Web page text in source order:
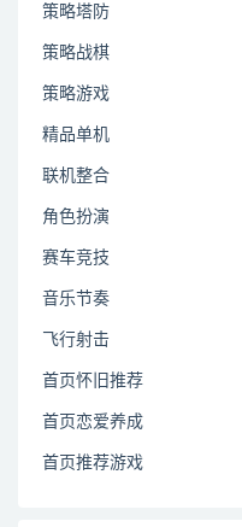
策略塔防
策略战棋
策略游戏
精品单机
联机整合
角色扮演
赛车竞技
音乐节奏
飞行射击
首页怀旧推荐
首页恋爱养成
首页推荐游戏